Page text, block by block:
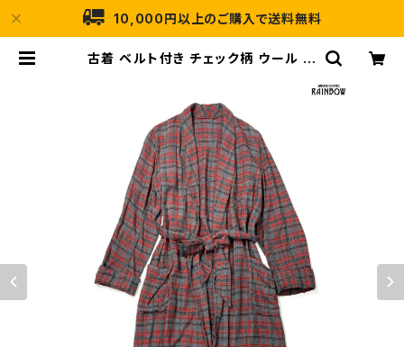
10,000円以上のご購入で送料無料
古着 ベルト付き チェック柄 ウール 長
W